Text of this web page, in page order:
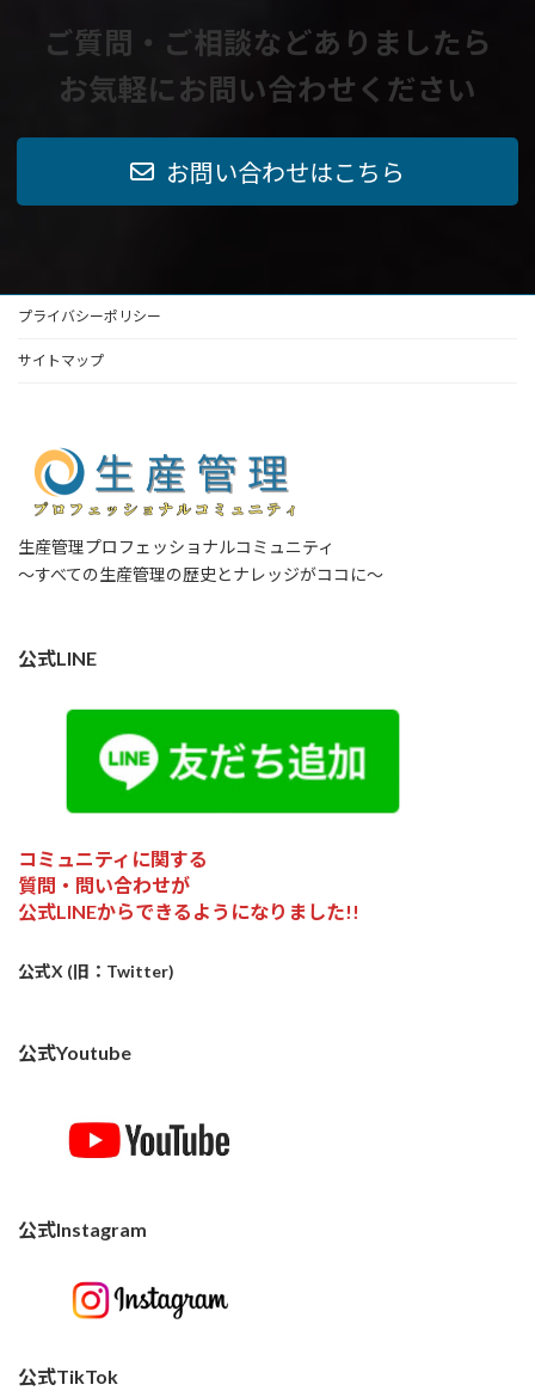
ご質問・ご相談などありましたら
お気軽にお問い合わせください
お問い合わせはこちら
プライバシーポリシー
サイトマップ
生産管理プロフェッショナルコミュニティ
～すべての生産管理の歴史とナレッジがココに～
公式LINE
コミュニティに関する
質問・問い合わせが
公式LINEからできるようになりました!!
公式X (旧：Twitter)
公式Youtube
公式Instagram
公式TikTok